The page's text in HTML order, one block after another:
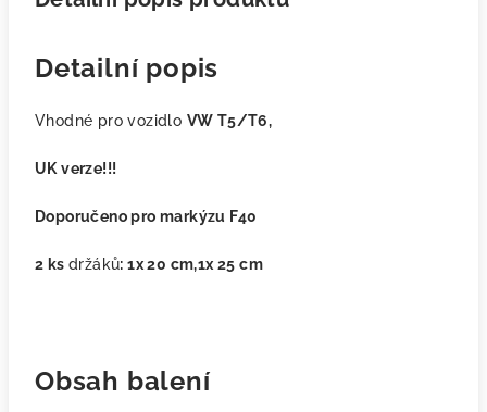
Detailní popis
Vhodné pro vozidlo VW T5/T6,
UK verze!!!
Doporučeno pro markýzu F40
2 ks držáků: 1x 20 cm,1x 25 cm
Obsah balení